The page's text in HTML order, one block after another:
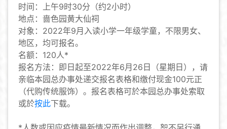
时间：上午9时30分（约2小时）
地点：啬色园黄大仙祠
对象：2022年9月入读小学一年级学童，不限男女、
地区，均可报名。
名额：120人*
报名方法：即日起至2022年6月26日（星期日），请
亲临本园总办事处递交报名表格和缴付现金100元正
（代购传统服饰）。报名表格可於本园总办事处索取
或於按此下载。